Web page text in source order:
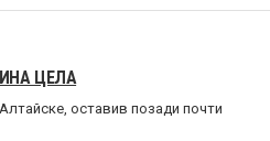
ЦЕЛА
оставив позади почти